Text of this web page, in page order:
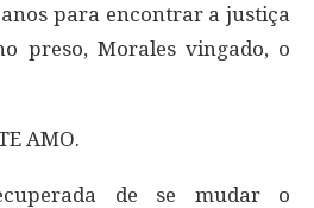
para encontrar a justiça
preso, Morales vingado, o
AMO.
de se mudar o